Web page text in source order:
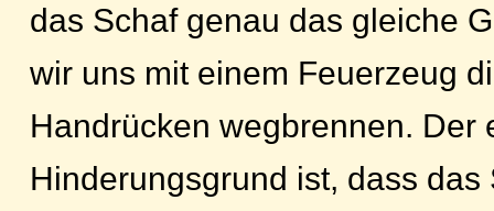
das Schaf genau das gleiche
wir uns mit einem Feuerzeug
Handrücken wegbrennen. Der
Hinderungsgrund ist, dass das